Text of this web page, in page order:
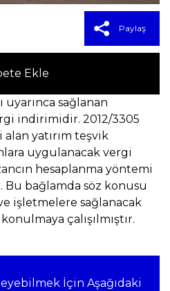
Ekle
Paylaş
uyarınca sağlanan
indirimidir. 2012/3305
alan yatırım teşvik
uygulanacak vergi
hesaplanma yöntemi
Bu bağlamda söz konusu
işletmelere sağlanacak
çalışılmıştır.
İçin Aşağıdaki